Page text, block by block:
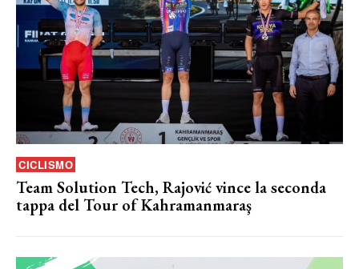
CICLISMO
Team Solution Tech, Rajović vince la seconda
tappa del Tour of Kahramanmaraş